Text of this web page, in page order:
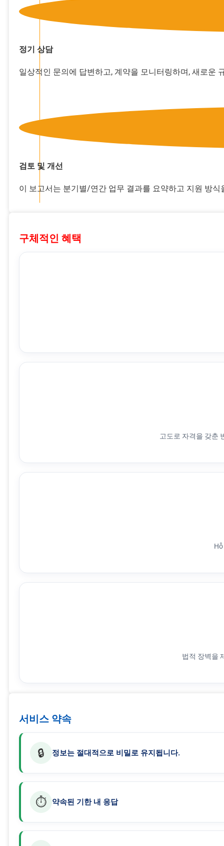
정기 상담
일상적인 문의에 답변하고, 계약을 모니터링하며, 새로운
검토 및 개선
이 보고서는 분기별/연간 업무 결과를 요약하고 지원 방식
구체적인 혜택
고도로 자격을 갖춘
법적 장벽을
서비스 약속
🔒 정보는 절대적으로 비밀로 유지됩니다.
⏱️ 약속된 기한 내 응답